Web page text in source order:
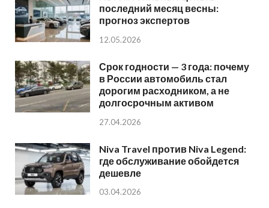
последний месяц весны:
прогноз экспертов
12.05.2026
Срок годности — 3 года: почему
в России автомобиль стал
дорогим расходником, а не
долгосрочным активом
27.04.2026
Niva Travel против Niva Legend:
где обслуживание обойдется
дешевле
03.04.2026